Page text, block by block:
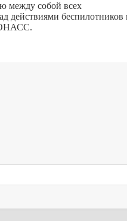
между собой всех
действиями беспилотников